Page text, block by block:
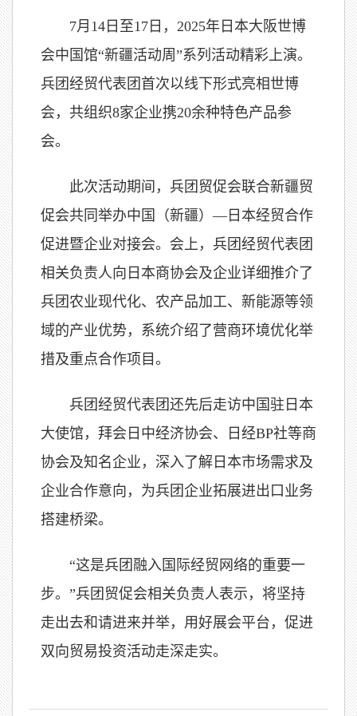
7月14日至17日，2025年日本大阪世博
会中国馆“新疆活动周”系列活动精彩上演。
兵团经贸代表团首次以线下形式亮相世博
会，共组织8家企业携20余种特色产品参
会。
此次活动期间，兵团贸促会联合新疆贸
促会共同举办中国（新疆）—日本经贸合作
促进暨企业对接会。会上，兵团经贸代表团
相关负责人向日本商协会及企业详细推介了
兵团农业现代化、农产品加工、新能源等领
域的产业优势，系统介绍了营商环境优化举
措及重点合作项目。
兵团经贸代表团还先后走访中国驻日本
大使馆，拜会日中经济协会、日经BP社等商
协会及知名企业，深入了解日本市场需求及
企业合作意向，为兵团企业拓展进出口业务
搭建桥梁。
“这是兵团融入国际经贸网络的重要一
步。”兵团贸促会相关负责人表示，将坚持
走出去和请进来并举，用好展会平台，促进
双向贸易投资活动走深走实。